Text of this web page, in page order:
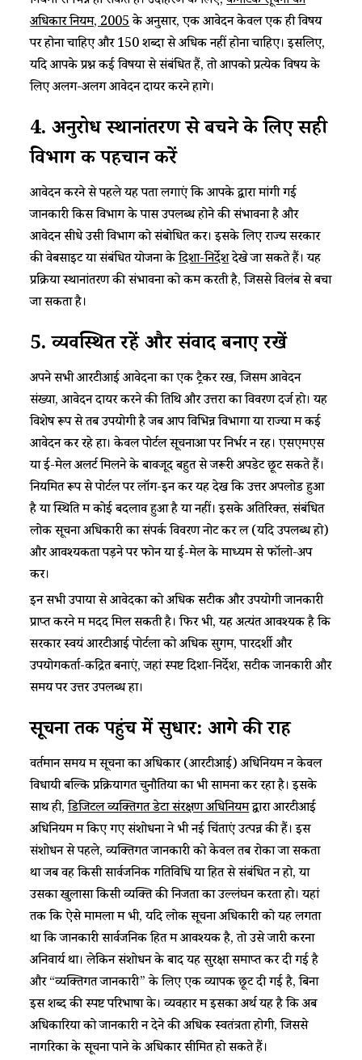
अधिकार नियम, 2005​के अनुसार, एक आवेदन केवल एक ही विषय
पर होना चाहिए और 150 शब्दों से अधिक नहीं होना चाहिए। इसलिए,
यदि आपके प्रश्न कई विषयों से संबंधित हैं, तो आपको प्रत्येक विषय के
लिए अलग-अलग आवेदन दायर करने होंगे।​
​​4. अनुरोध स्थानांतरण से बचने के लिए सही
विभाग की पहचान करें​
​​आवेदन करने से पहले यह पता लगाएं कि आपके द्वारा मांगी गई
जानकारी किस विभाग के पास उपलब्ध होने की संभावना है और
आवेदन सीधे उसी विभाग को संबोधित करें। इसके लिए राज्य सरकार
की वेबसाइट या संबंधित योजना के ​दिशा-निर्देश​देखे जा सकते हैं। यह
प्रक्रिया स्थानांतरण की संभावना को कम करती है, जिससे विलंब से बचा
जा सकता है।​
​​5. व्यवस्थित रहें और संवाद बनाए रखें​
​​अपने सभी आरटीआई आवेदनों का एक ट्रैकर रखें, जिसमें आवेदन
संख्या, आवेदन दायर करने की तिथि और उत्तरों का विवरण दर्ज हो। यह
विशेष रूप से तब उपयोगी है जब आप विभिन्न विभागों या राज्यों में कई
आवेदन कर रहे हों। केवल पोर्टल सूचनाओं पर निर्भर न रहें। एसएमएस
या ई-मेल अलर्ट मिलने के बावजूद बहुत से जरूरी अपडेट छूट सकते हैं।
नियमित रूप से पोर्टल पर लॉग-इन कर यह देखें कि उत्तर अपलोड हुआ
है या स्थिति में कोई बदलाव हुआ है या नहीं। इसके अतिरिक्त, संबंधित
लोक सूचना अधिकारी का संपर्क विवरण नोट कर लें (यदि उपलब्ध हो)
और आवश्यकता पड़ने पर फोन या ई-मेल के माध्यम से फॉलो-अप
करें।​
​​इन सभी उपायों से आवेदकों को अधिक सटीक और उपयोगी जानकारी
प्राप्त करने में मदद मिल सकती है। फिर भी, यह अत्यंत आवश्यक है कि
सरकारें स्वयं आरटीआई पोर्टलों को अधिक सुगम, पारदर्शी और
उपयोगकर्ता-केंद्रित बनाएं, जहां स्पष्ट दिशा-निर्देश, सटीक जानकारी और
समय पर उत्तर उपलब्ध हों।​
​​सूचना तक पहुंच में सुधार: आगे की राह​
​​वर्तमान समय में सूचना का अधिकार (आरटीआई) अधिनियम न केवल
विधायी बल्कि प्रक्रियागत चुनौतियों का भी सामना कर रहा है। इसके
साथ ही, ​डिजिटल व्यक्तिगत डेटा संरक्षण अधिनियम​द्वारा आरटीआई
अधिनियम में किए गए संशोधनों ने भी नई चिंताएं उत्पन्न की हैं। इस
संशोधन से पहले, व्यक्तिगत जानकारी को केवल तब रोका जा सकता
था जब वह किसी सार्वजनिक गतिविधि या हित से संबंधित न हो, या
उसका खुलासा किसी व्यक्ति की निजता का उल्लंघन करता हो। यहां
तक कि ऐसे मामलों में भी, यदि लोक सूचना अधिकारी को यह लगता
था कि जानकारी सार्वजनिक हित में आवश्यक है, तो उसे जारी करना
अनिवार्य था। लेकिन संशोधन के बाद यह सुरक्षा समाप्त कर दी गई है
और “व्यक्तिगत जानकारी” के लिए एक व्यापक छूट दी गई है, बिना
इस शब्द की स्पष्ट परिभाषा के। व्यवहार में इसका अर्थ यह है कि अब
अधिकारियों को जानकारी न देने की अधिक स्वतंत्रता होगी, जिससे
नागरिकों के सूचना पाने के अधिकार सीमित हो सकते हैं।​